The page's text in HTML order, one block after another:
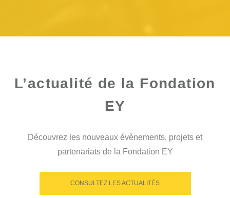
L’actualité de la Fondation
EY
Découvrez les nouveaux évènements, projets et
partenariats de la Fondation EY
CONSULTEZ LES ACTUALITÉS